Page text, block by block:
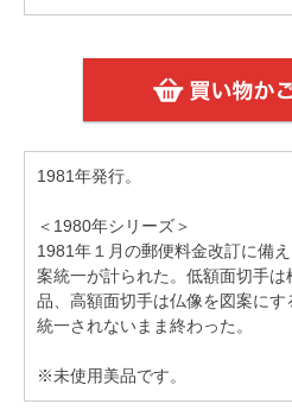
1981年発行。
＜1980年シリーズ＞
1981年１月の郵便料金改訂に備
案統一が計られた。低額面切手
品、高額面切手は仏像を図案に
統一されないまま終わった。
※未使用美品です。